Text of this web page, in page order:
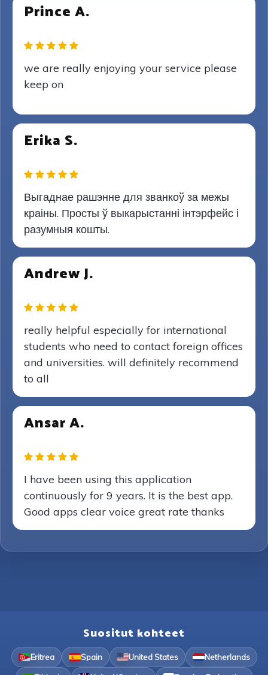
Prince A.
we are really enjoying your service please
keep on
Erika S.
Выгаднае рашэнне для званкоў за межы
краіны. Просты ў выкарыстанні інтэрфейс і
разумныя кошты.
Andrew J.
really helpful especially for international
students who need to contact foreign offices
and universities. will definitely recommend
to all
Ansar A.
I have been using this application
continuously for 9 years. It is the best app.
Good apps clear voice great rate thanks
Suositut kohteet
Eritrea Spain United States Netherlands